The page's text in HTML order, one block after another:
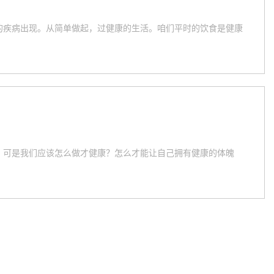
病出现。从简单做起，过健康的生活。咱们平时的饮食是健康
是我们应该怎么做才健康？怎么才能让自己拥有健康的体魄